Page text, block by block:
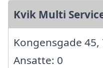
Kvik Multi
Kongensgade
Ansatte: 0